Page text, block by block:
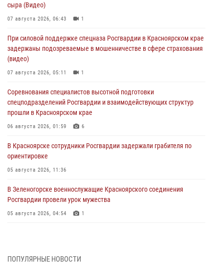
сыра (Видео)
07 августа 2026, 06:43 1
При силовой поддержке спецназа Росгвардии в Красноярском крае
задержаны подозреваемые в мошенничестве в сфере страхования
(видео)
07 августа 2026, 05:11 1
Соревнования специалистов высотной подготовки
спецподразделений Росгвардии и взаимодействующих структур
прошли в Красноярском крае
06 августа 2026, 01:59 6
В Красноярске сотрудники Росгвардии задержали грабителя по
ориентировке
05 августа 2026, 11:36
В Зеленогорске военнослужащие Красноярского соединения
Росгвардии провели урок мужества
05 августа 2026, 04:54 1
05 августа 2026, 04:52 1
ПОПУЛЯРНЫЕ НОВОСТИ